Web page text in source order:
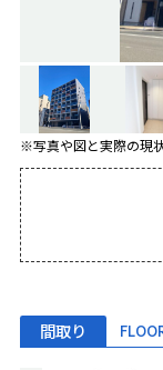
※写真や図と実際の現
間取り